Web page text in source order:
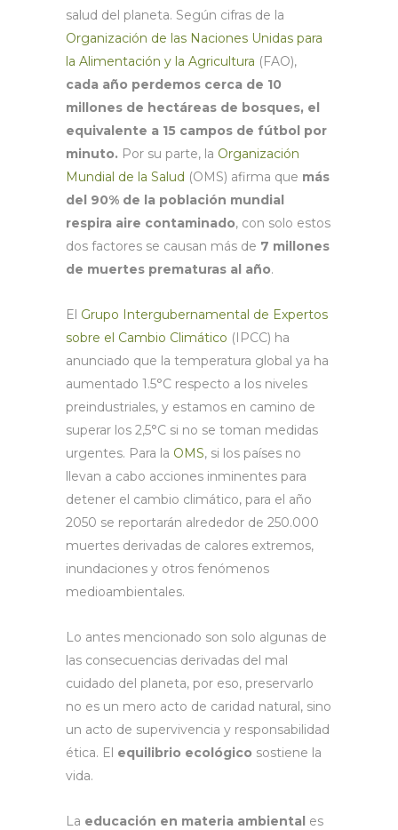
salud del planeta. Según cifras de la
Organización de las Naciones Unidas para
la Alimentación y la Agricultura (FAO),
cada año perdemos cerca de 10
millones de hectáreas de bosques, el
equivalente a 15 campos de fútbol por
minuto. Por su parte, la Organización
Mundial de la Salud (OMS) afirma que más
del 90% de la población mundial
respira aire contaminado, con solo estos
dos factores se causan más de 7 millones
de muertes prematuras al año.
El Grupo Intergubernamental de Expertos
sobre el Cambio Climático (IPCC) ha
anunciado que la temperatura global ya ha
aumentado 1.5°C respecto a los niveles
preindustriales, y estamos en camino de
superar los 2,5°C si no se toman medidas
urgentes. Para la OMS, si los países no
llevan a cabo acciones inminentes para
detener el cambio climático, para el año
2050 se reportarán alrededor de 250.000
muertes derivadas de calores extremos,
inundaciones y otros fenómenos
medioambientales.
Lo antes mencionado son solo algunas de
las consecuencias derivadas del mal
cuidado del planeta, por eso, preservarlo
no es un mero acto de caridad natural, sino
un acto de supervivencia y responsabilidad
ética. El equilibrio ecológico sostiene la
vida.
La educación en materia ambiental es